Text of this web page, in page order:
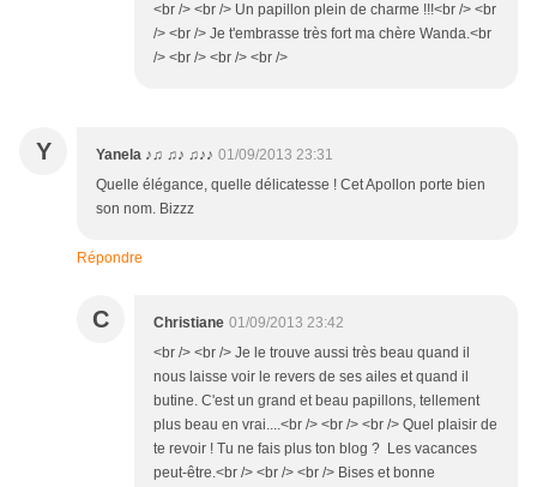
<br /> <br /> Un papillon plein de charme !!!<br /> <br
/> <br /> Je t'embrasse très fort ma chère Wanda.<br
/> <br /> <br /> <br />
Y Yanela ♪♫ ♫♪ ♫♪♪ 01/09/2013 23:31
Quelle élégance, quelle délicatesse ! Cet Apollon porte bien
son nom. Bizzz
Répondre
C Christiane 01/09/2013 23:42
<br /> <br /> Je le trouve aussi très beau quand il
nous laisse voir le revers de ses ailes et quand il
butine. C'est un grand et beau papillons, tellement
plus beau en vrai....<br /> <br /> <br /> Quel plaisir de
te revoir ! Tu ne fais plus ton blog ? Les vacances
peut-être.<br /> <br /> <br /> Bises et bonne